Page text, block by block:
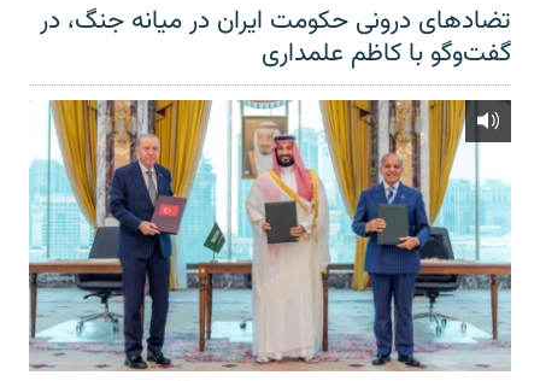
تضادهای درونی حکومت ایران در میانه جنگ، در
گفت‌‌وگو با کاظم علمداری